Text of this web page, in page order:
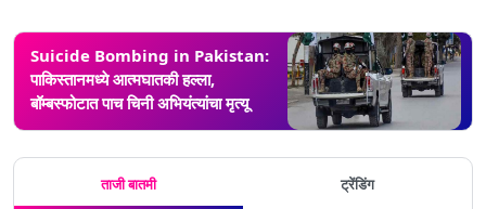
Suicide Bombing in Pakistan:
पाकिस्तानमध्ये आत्मघातकी हल्ला,
बॉम्बस्फोटात पाच चिनी अभियंत्यांचा मृत्यू
ताजी बातमी ट्रेंडिंग